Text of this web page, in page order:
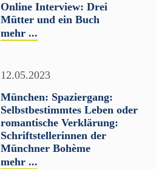
Online Interview: Drei
Mütter und ein Buch
mehr ...
12.05.2023
München: Spaziergang:
Selbstbestimmtes Leben oder
romantische Verklärung:
Schriftstellerinnen der
Münchner Bohème
mehr ...